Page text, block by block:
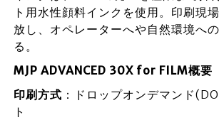
ト用水性顔料インクを使用。印刷現
放し、オペレーターへや自然環境へ
る。
MJP ADVANCED 30X for FILM概要
印刷方式 ：ドロップオンデマンド
ト